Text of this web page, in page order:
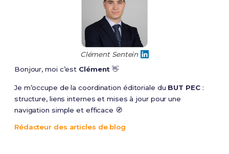
Clément Sentein
Bonjour, moi c’est Clément 👋
Je m’occupe de la coordination éditoriale du BUT PEC:
structure, liens internes et mises à jour pour une
navigation simple et efficace 🧭
Rédacteur des articles de blog